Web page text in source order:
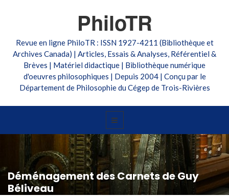
PhiloTR
Revue en ligne PhiloTR : ISSN 1927-4211 (Bibliothèque et
Archives Canada) | Articles, Essais & Analyses, Référentiel &
Brèves | Matériel didactique | Bibliothèque numérique
d'oeuvres philosophiques | Depuis 2004 | Conçu par le
Département de Philosophie du Cégep de Trois-Rivières
Déménagement des Carnets de Guy
Béliveau